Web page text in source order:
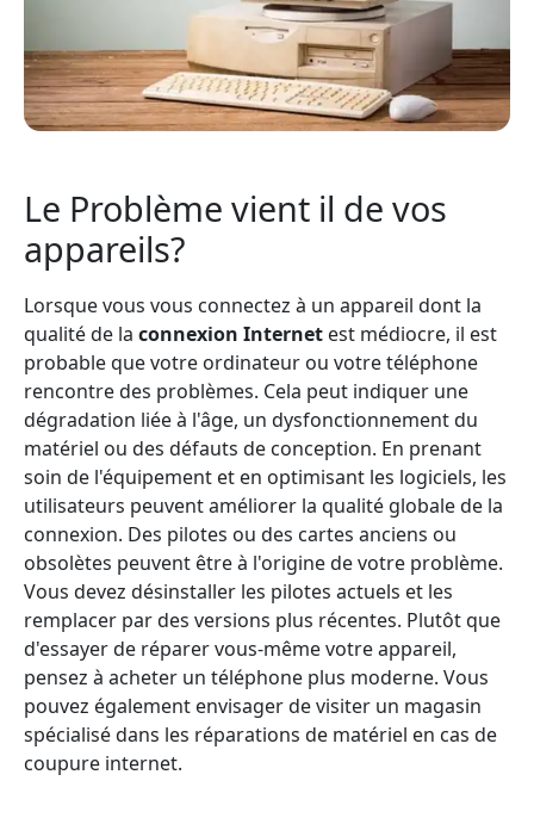
Le Problème vient il de vos
appareils?
Lorsque vous vous connectez à un appareil dont la
qualité de la connexion Internet est médiocre, il est
probable que votre ordinateur ou votre téléphone
rencontre des problèmes. Cela peut indiquer une
dégradation liée à l'âge, un dysfonctionnement du
matériel ou des défauts de conception. En prenant
soin de l'équipement et en optimisant les logiciels, les
utilisateurs peuvent améliorer la qualité globale de la
connexion. Des pilotes ou des cartes anciens ou
obsolètes peuvent être à l'origine de votre problème.
Vous devez désinstaller les pilotes actuels et les
remplacer par des versions plus récentes. Plutôt que
d'essayer de réparer vous-même votre appareil,
pensez à acheter un téléphone plus moderne. Vous
pouvez également envisager de visiter un magasin
spécialisé dans les réparations de matériel en cas de
coupure internet.